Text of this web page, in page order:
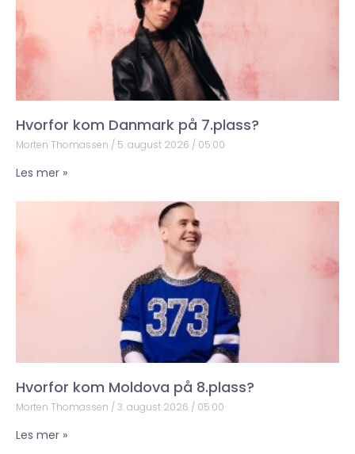
Hvorfor kom Danmark på 7.plass?
Morten Thomassen 5. august 2026 05:00
Les mer »
Hvorfor kom Moldova på 8.plass?
Morten Thomassen 3. august 2026 05:00
Les mer »